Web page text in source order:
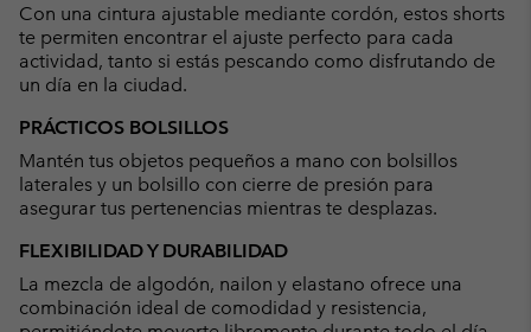
Con una cintura ajustable mediante cordón, estos shorts
te permiten encontrar el ajuste perfecto para cada
actividad, tanto si estás pescando como disfrutando de
un día en la ciudad.
PRÁCTICOS BOLSILLOS
Mantén tus objetos pequeños a mano con bolsillos
laterales y un bolsillo con cierre de presión para
asegurar tus pertenencias mientras te desplazas.
FLEXIBILIDAD Y DURABILIDAD
La mezcla de algodón, nailon y elastano ofrece una
combinación ideal de comodidad y resistencia,